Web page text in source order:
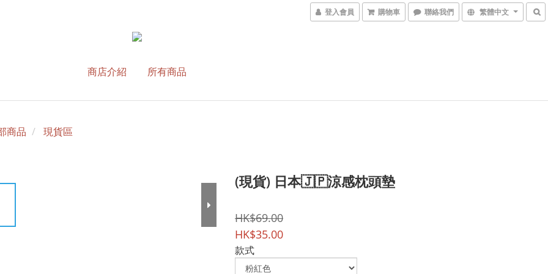
登入會員 購物車 聯絡我們 繁體中文
商店介紹 所有商品
商品 現貨區
(現貨) 日本🇯🇵涼感枕頭墊
HK$69.00
HK$35.00
款式